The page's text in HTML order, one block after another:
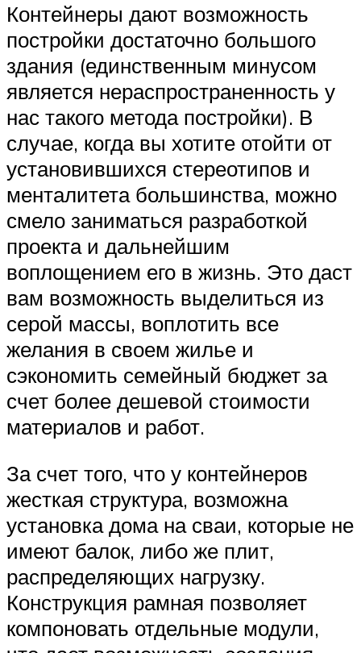
Контейнеры дают возможность
постройки достаточно большого
здания (единственным минусом
является нераспространенность у
нас такого метода постройки). В
случае, когда вы хотите отойти от
установившихся стереотипов и
менталитета большинства, можно
смело заниматься разработкой
проекта и дальнейшим
воплощением его в жизнь. Это даст
вам возможность выделиться из
серой массы, воплотить все
желания в своем жилье и
сэкономить семейный бюджет за
счет более дешевой стоимости
материалов и работ.
За счет того, что у контейнеров
жесткая структура, возможна
установка дома на сваи, которые не
имеют балок, либо же плит,
распределяющих нагрузку.
Конструкция рамная позволяет
компоновать отдельные модули,